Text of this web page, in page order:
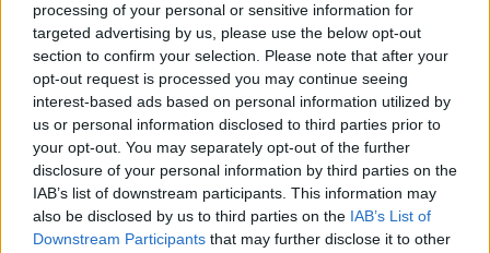
processing of your personal or sensitive information for
targeted advertising by us, please use the below opt-out
section to confirm your selection. Please note that after your
opt-out request is processed you may continue seeing
interest-based ads based on personal information utilized by
us or personal information disclosed to third parties prior to
your opt-out. You may separately opt-out of the further
disclosure of your personal information by third parties on the
IAB’s list of downstream participants. This information may
also be disclosed by us to third parties on the IAB’s List of
Downstream Participants that may further disclose it to other
Μεγάλες επιτυχίες για τους αθλητές του «ΗΡΑΚΛΕΙΟ» Ο.Α.Α.
στο Ε1 31ης εβδομάδας
7 Αυγούστου, 2026
Αυτοί είναι οι τέσσερις «ήρωες» της θάλασσας που έσωσαν
πολίτες στη φωτιά του Ρεθύμνου
7 Αυγούστου, 2026
Επίσκεψη της Σέβης Βολουδάκη στην Πυροσβεστική